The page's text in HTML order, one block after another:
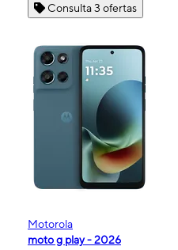
Consulta 3 ofertas
Motorola
moto g play - 2026